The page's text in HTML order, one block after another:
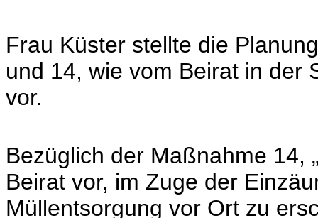
Frau Küster stellte die
und 14, wie vom Beirat in der
vor.
Bezüglich der Maßnahme 14,
Beirat vor, im Zuge der
Müllentsorgung vor Ort zu